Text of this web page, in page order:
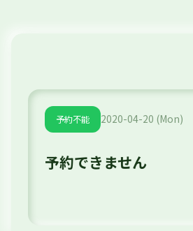
予約不能 2020-04-20 (Mon)
予約できません